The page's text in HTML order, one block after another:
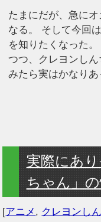
たまにだが、急に
なる。 そして今回
を知りたくなった
つつ、クレヨンし
みたら実はかなり
実際にあ
ちゃん」の
[アニメ , クレヨンし